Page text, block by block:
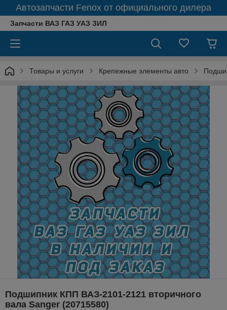
Автозапчасти Fenox от официального дилера
Запчасти ВАЗ ГАЗ УАЗ ЗИЛ
Товары и услуги Крепежные элементы авто
Подшипник КПП ВАЗ-2101-2121 вторичного
вала Sanger (20715580)